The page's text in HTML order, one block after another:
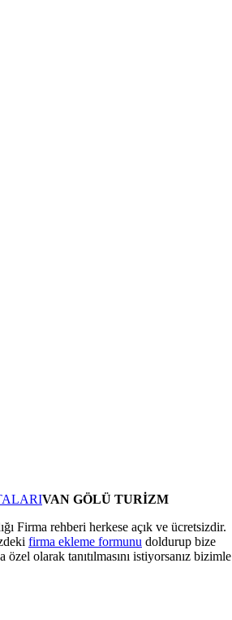
VAN GÖLÜ TURİZM
Firma rehberi herkese açık ve ücretsizdir.
firma ekleme formunu doldurup bize
olarak tanıtılmasını istiyorsanız bizimle